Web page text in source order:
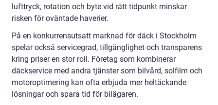
lufttryck, rotation och byte vid rätt tidpunkt minskar
risken för oväntade haverier.
På en konkurrensutsatt marknad för däck i Stockholm
spelar också servicegrad, tillgänglighet och transparens
kring priser en stor roll. Företag som kombinerar
däckservice med andra tjänster som bilvård, solfilm och
motoroptimering kan ofta erbjuda mer heltäckande
lösningar och spara tid för bilägaren.